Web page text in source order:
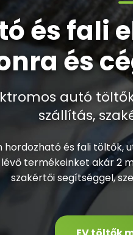
és fali
és
autó
szállítás,
hordozható és fali töltők,
termékeinket akár 2
szakértői segítséggel,